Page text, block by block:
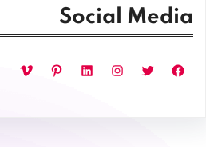
Social Media
فيسبوك تويتر إنستجرام لينكد إن بينتريست فيميو